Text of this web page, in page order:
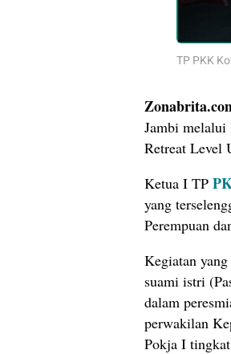
TP PKK
Jambi melalui
Retreat Level
Ketua I TP
yang
Perempuan
​Kegiatan
suami istri
dalam
perwakilan
Pokja I